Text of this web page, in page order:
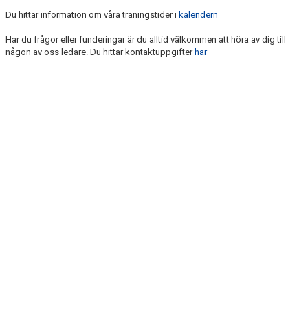
Du hittar information om våra träningstider i kalendern
Har du frågor eller funderingar är du alltid välkommen att höra av dig till
någon av oss ledare. Du hittar kontaktuppgifter här